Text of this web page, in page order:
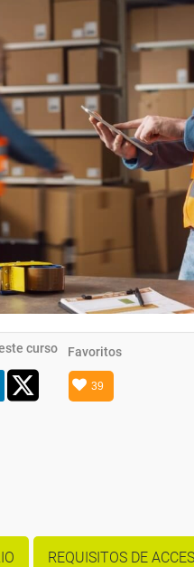
curso Favoritos
39
REQUISITOS DE